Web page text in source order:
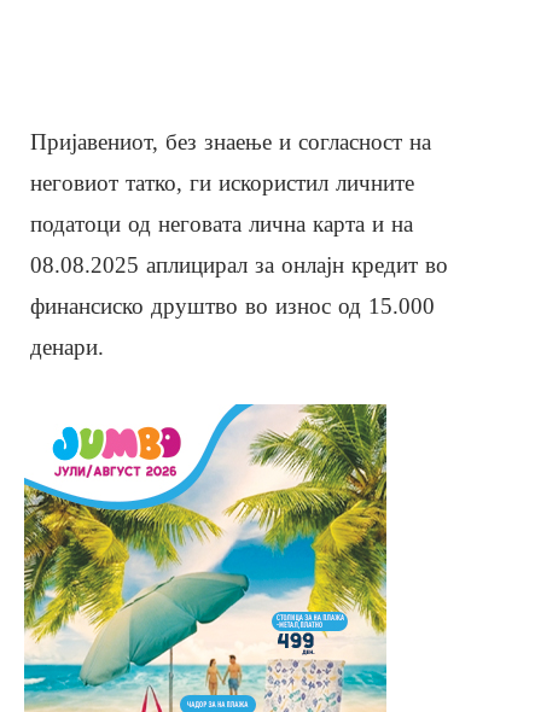
Пријавениот, без знаење и согласност на
неговиот татко, ги искористил личните
податоци од неговата лична карта и на
08.08.2025 аплицирал за онлајн кредит во
финансиско друштво во износ од 15.000
денари.